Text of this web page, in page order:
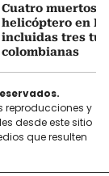
Cuatro muertos
helicóptero en
incluidas tres
colombianas
reproducciones y
desde este sitio
que resulten